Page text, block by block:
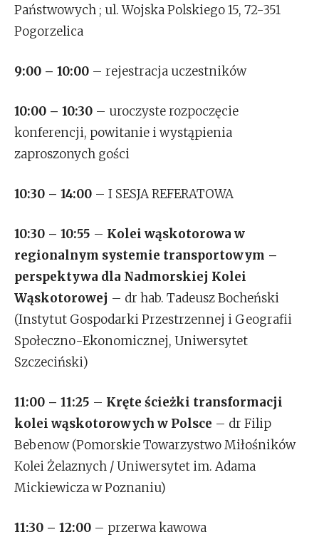
Państwowych ; ul. Wojska Polskiego 15, 72-351
Pogorzelica
9:00 – 10:00 – rejestracja uczestników
10:00 – 10:30 – uroczyste rozpoczęcie
konferencji, powitanie i wystąpienia
zaproszonych gości
10:30 – 14:00 – I SESJA REFERATOWA
10:30 – 10:55 – Kolei wąskotorowa w
regionalnym systemie transportowym –
perspektywa dla Nadmorskiej Kolei
Wąskotorowej – dr hab. Tadeusz Bocheński
(Instytut Gospodarki Przestrzennej i Geografii
Społeczno-Ekonomicznej, Uniwersytet
Szczeciński)
11:00 – 11:25 – Kręte ścieżki transformacji
kolei wąskotorowych w Polsce – dr Filip
Bebenow (Pomorskie Towarzystwo Miłośników
Kolei Żelaznych / Uniwersytet im. Adama
Mickiewicza w Poznaniu)
11:30 – 12:00 – przerwa kawowa